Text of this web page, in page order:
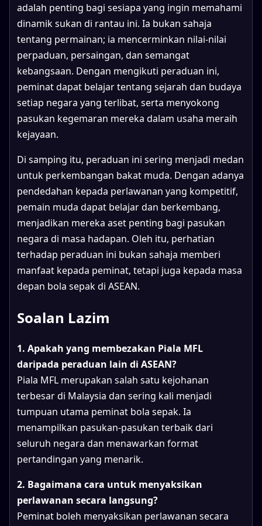
adalah penting bagi sesiapa yang ingin memahami
dinamik sukan di rantau ini. Ia bukan sahaja
tentang permainan; ia mencerminkan nilai-nilai
perpaduan, persaingan, dan semangat
kebangsaan. Dengan mengikuti peraduan ini,
peminat dapat belajar tentang sejarah dan budaya
setiap negara yang terlibat, serta menyokong
pasukan kegemaran mereka dalam usaha meraih
kejayaan.
Di samping itu, peraduan ini sering menjadi medan
untuk perkembangan bakat muda. Dengan adanya
pendedahan kepada perlawanan yang kompetitif,
pemain muda dapat belajar dan berkembang,
menjadikan mereka aset penting bagi pasukan
negara di masa hadapan. Oleh itu, perhatian
terhadap peraduan ini bukan sahaja memberi
manfaat kepada peminat, tetapi juga kepada masa
depan bola sepak di ASEAN.
Soalan Lazim
1. Apakah yang membezakan Piala MFL
daripada peraduan lain di ASEAN?
Piala MFL merupakan salah satu kejohanan
terbesar di Malaysia dan sering kali menjadi
tumpuan utama peminat bola sepak. Ia
menampilkan pasukan-pasukan terbaik dari
seluruh negara dan menawarkan format
pertandingan yang menarik.
2. Bagaimana cara untuk menyaksikan
perlawanan secara langsung?
Peminat boleh menyaksikan perlawanan secara